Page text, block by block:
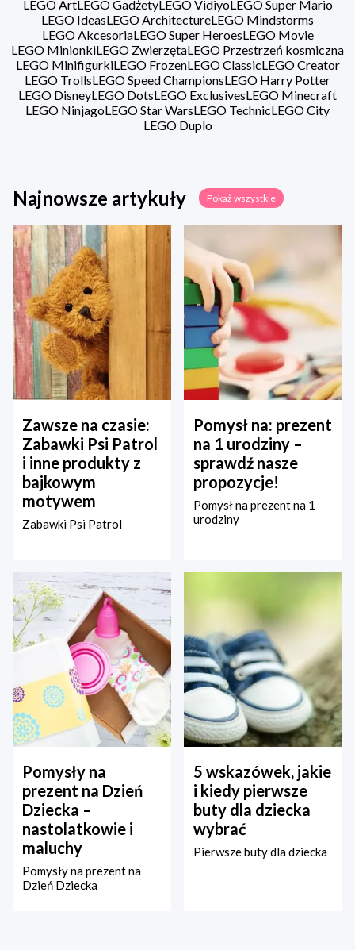
LEGO ArtLEGO GadżetyLEGO VidiyoLEGO Super Mario
LEGO IdeasLEGO ArchitectureLEGO Mindstorms
LEGO AkcesoriaLEGO Super HeroesLEGO Movie
LEGO MinionkiLEGO ZwierzętaLEGO Przestrzeń kosmiczna
LEGO MinifigurkiLEGO FrozenLEGO ClassicLEGO Creator
LEGO TrollsLEGO Speed ChampionsLEGO Harry Potter
LEGO DisneyLEGO DotsLEGO ExclusivesLEGO Minecraft
LEGO NinjagoLEGO Star WarsLEGO TechnicLEGO City
LEGO Duplo
Najnowsze artykuły Pokaż wszystkie
Zawsze na czasie:
Zabawki Psi Patrol
i inne produkty z
bajkowym
motywem
Zabawki Psi Patrol
Pomysł na: prezent
na 1 urodziny –
sprawdź nasze
propozycje!
Pomysł na prezent na 1
urodziny
Pomysły na
prezent na Dzień
Dziecka –
nastolatkowie i
maluchy
Pomysły na prezent na
Dzień Dziecka
5 wskazówek, jakie
i kiedy pierwsze
buty dla dziecka
wybrać
Pierwsze buty dla dziecka